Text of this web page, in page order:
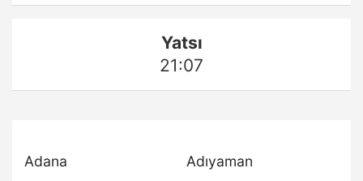
Yatsı
21:07
Adana
Adıyaman